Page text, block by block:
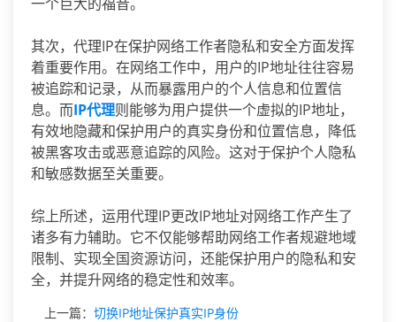
其次，代理IP在保护网络工作者隐私和安全方面发挥
着重要作用。在网络工作中，用户的IP地址往往容易
被追踪和记录，从而暴露用户的个人信息和位置信
息。而IP代理则能够为用户提供一个虚拟的IP地址，
有效地隐藏和保护用户的真实身份和位置信息，降低
被黑客攻击或恶意追踪的风险。这对于保护个人隐私
和敏感数据至关重要。
综上所述，运用代理IP更改IP地址对网络工作产生了
诸多有力辅助。它不仅能够帮助网络工作者规避地域
限制、实现全国资源访问，还能保护用户的隐私和安
全，并提升网络的稳定性和效率。
上一篇： 切换IP地址保护真实IP身份